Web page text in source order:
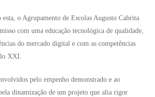
o Agrupamento de Escolas Augusto Cabrita
com uma educação tecnológica de qualidade,
do mercado digital e com as competências
XXI.
pelo empenho demonstrado e ao
dinamização de um projeto que alia rigor